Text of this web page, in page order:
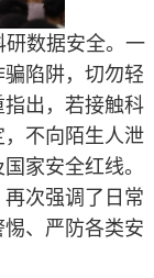
数据安全。一
陷阱，切勿轻
出，若接触科
不向陌生人泄
家安全红线。
次强调了日常
、严防各类安